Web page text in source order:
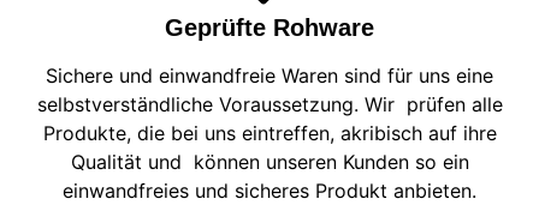
Geprüfte Rohware
Sichere und einwandfreie Waren sind für uns eine
selbstverständliche Voraussetzung. Wir prüfen alle
Produkte, die bei uns eintreffen, akribisch auf ihre
Qualität und können unseren Kunden so ein
einwandfreies und sicheres Produkt anbieten.